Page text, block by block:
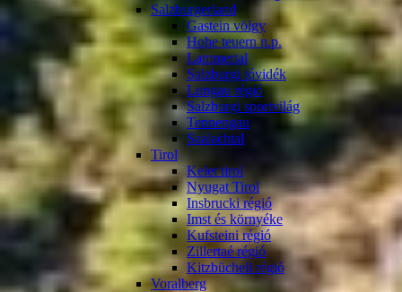
Salzburgerland
Gastein völgy
Hohe teuern n.p.
Lammertal
Salzburgi tóvidék
Lungau régió
Salzburgi sportvilág
Tennengau
Saalachtal
Tirol
Kelet tirol
Nyugat Tirol
Insbrucki régió
Imst és környéke
Kufsteini régió
Zillertaé régió
Kitzbücheli régió
Voralberg